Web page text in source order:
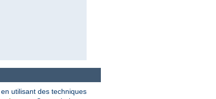
en utilisant des techniques